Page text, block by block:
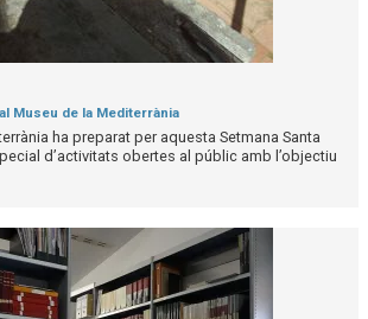
Museu de la Mediterrània
ha preparat per aquesta Setmana Santa
d’activitats obertes al públic amb l’objectiu